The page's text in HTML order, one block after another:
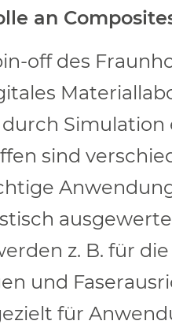
an
off des
sind
z. B. für
und
für